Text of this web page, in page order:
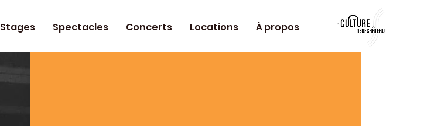
Stages Spectacles Concerts Locations À propos